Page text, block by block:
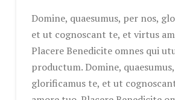
Domine, quaesumus, per nos,
et ut cognoscant te, et virtus
Placere Benedicite omnes qui
productum. Domine,
glorificamus te, et ut